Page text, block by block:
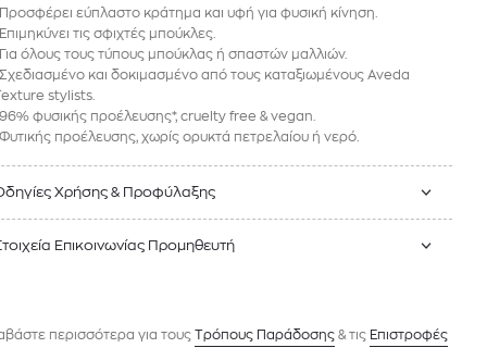
εύπλαστο κράτημα και υφή για φυσική κίνηση.
τις σφιχτές μπούκλες.
όλους τους τύπους μπούκλας ή σπαστών μαλλιών.
και δοκιμασμένο από τους καταξιωμένους Aveda
stylists.
φυσικής προέλευσης*, cruelty free & vegan.
προέλευσης, χωρίς ορυκτά πετρελαίου ή νερό.
Χρήσης & Προφύλαξης
Επικοινωνίας Προμηθευτή
περισσότερα για τους Tρόπους Παράδοσης & τις Επιστροφές